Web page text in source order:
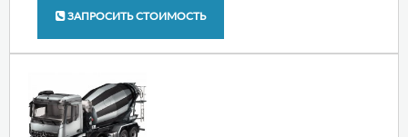
ЗАПРОСИТЬ СТОИМОСТЬ